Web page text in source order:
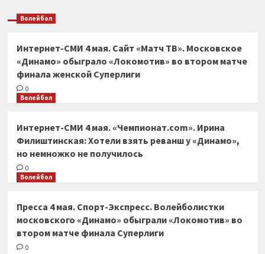
Волейбол
Интернет-СМИ 4 мая. Сайт «Матч ТВ». Московское
«Динамо» обыграло «Локомотив» во втором матче
финала женской Суперлиги
0
Волейбол
Интернет-СМИ 4 мая. «Чемпионат.com». Ирина
Филиштинская: Хотели взять реванш у «Динамо»,
но немножко не получилось
0
Волейбол
Пресса 4 мая. Спорт-Экспресс. Волейболистки
московского «Динамо» обыграли «Локомотив» во
втором матче финала Суперлиги
0